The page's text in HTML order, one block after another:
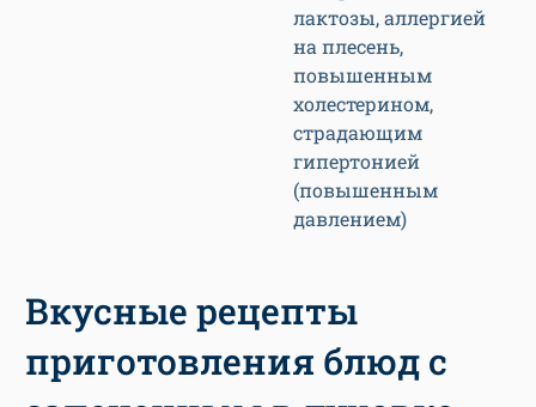
лактозы, аллергией
на плесень,
повышенным
холестерином,
страдающим
гипертонией
(повышенным
давлением)
Вкусные рецепты
приготовления блюд с